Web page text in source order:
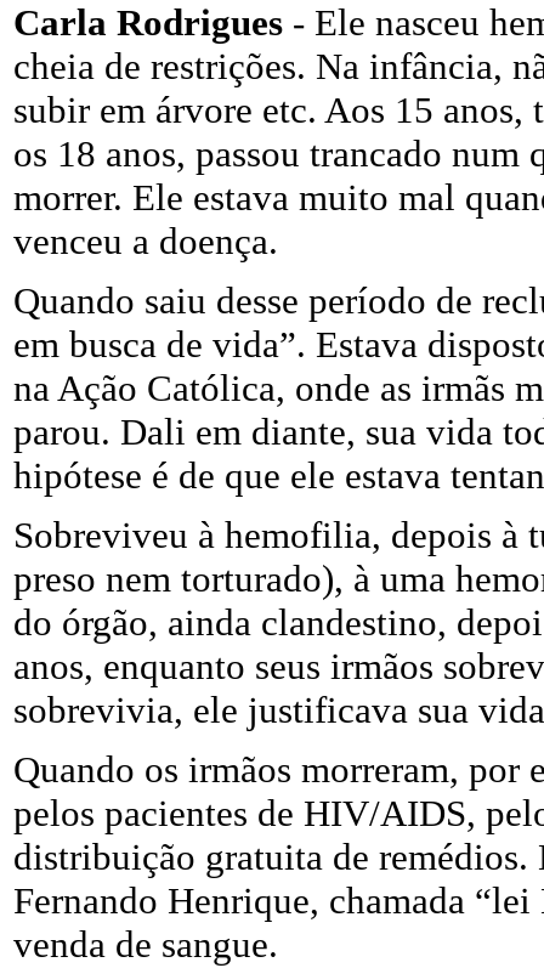
Carla Rodrigues - Ele nasceu
cheia de restrições. Na infância,
subir em árvore etc. Aos 15 anos,
os 18 anos, passou trancado num
morrer. Ele estava muito mal
venceu a doença.
Quando saiu desse período de
em busca de vida”. Estava
na Ação Católica, onde as irmãs
parou. Dali em diante, sua vida
hipótese é de que ele estava
Sobreviveu à hemofilia, depois à
preso nem torturado), à uma
do órgão, ainda clandestino,
anos, enquanto seus irmãos
sobrevivia, ele justificava sua
Quando os irmãos morreram,
pelos pacientes de HIV/AIDS,
distribuição gratuita de
Fernando Henrique, chamada
venda de sangue.